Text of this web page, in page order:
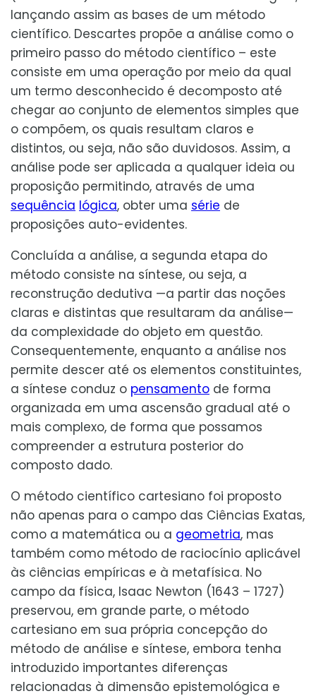
lançando assim as bases de um método
científico. Descartes propõe a análise como o
primeiro passo do método científico – este
consiste em uma operação por meio da qual
um termo desconhecido é decomposto até
chegar ao conjunto de elementos simples que
o compõem, os quais resultam claros e
distintos, ou seja, não são duvidosos. Assim, a
análise pode ser aplicada a qualquer ideia ou
proposição permitindo, através de uma
sequência lógica, obter uma série de
proposições auto-evidentes.
Concluída a análise, a segunda etapa do
método consiste na síntese, ou seja, a
reconstrução dedutiva —a partir das noções
claras e distintas que resultaram da análise—
da complexidade do objeto em questão.
Consequentemente, enquanto a análise nos
permite descer até os elementos constituintes,
a síntese conduz o pensamento de forma
organizada em uma ascensão gradual até o
mais complexo, de forma que possamos
compreender a estrutura posterior do
composto dado.
O método científico cartesiano foi proposto
não apenas para o campo das Ciências Exatas,
como a matemática ou a geometria, mas
também como método de raciocínio aplicável
às ciências empíricas e à metafísica. No
campo da física, Isaac Newton (1643 – 1727)
preservou, em grande parte, o método
cartesiano em sua própria concepção do
método de análise e síntese, embora tenha
introduzido importantes diferenças
relacionadas à dimensão epistemológica e